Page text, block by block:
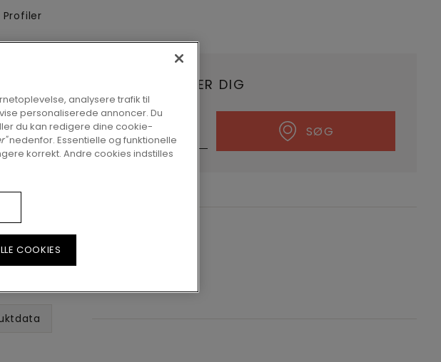
Profiler
FIND EN FORHANDLER NÆR DIG
SØG
analysere trafik til
personaliserede annoncer. Du
du kan redigere dine cookie-
nedenfor. Essentielle og funktionelle
korrekt. Andre cookies indstilles
COOKIES